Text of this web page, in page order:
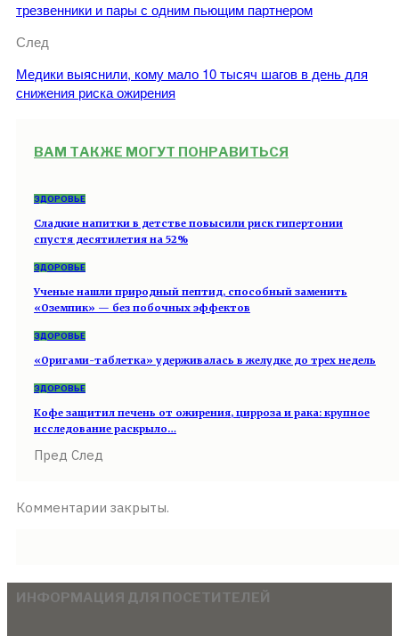
трезвенники и пары с одним пьющим партнером
След
Медики выяснили, кому мало 10 тысяч шагов в день для
снижения риска ожирения
ВАМ ТАКЖЕ МОГУТ ПОНРАВИТЬСЯ
ЗДОРОВЬЕ
Сладкие напитки в детстве повысили риск гипертонии
спустя десятилетия на 52%
ЗДОРОВЬЕ
Ученые нашли природный пептид, способный заменить
«Оземпик» — без побочных эффектов
ЗДОРОВЬЕ
«Оригами-таблетка» удерживалась в желудке до трех недель
ЗДОРОВЬЕ
Кофе защитил печень от ожирения, цирроза и рака: крупное
исследование раскрыло…
Пред След
Комментарии закрыты.
ИНФОРМАЦИЯ ДЛЯ ПОСЕТИТЕЛЕЙ